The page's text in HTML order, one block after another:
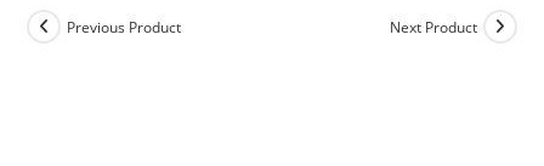
Previous Product Next Product